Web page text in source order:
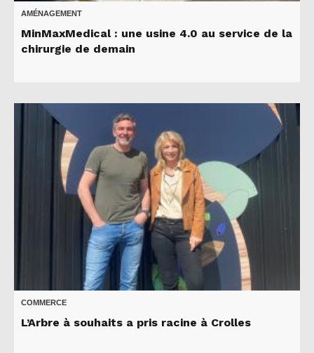
AMÉNAGEMENT
MinMaxMedical : une usine 4.0 au service de la
chirurgie de demain
COMMERCE
L’Arbre à souhaits a pris racine à Crolles